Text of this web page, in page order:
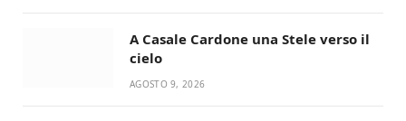
A Casale Cardone una Stele verso il
cielo
AGOSTO 9, 2026